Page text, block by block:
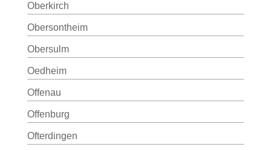
Oberkirch
Obersontheim
Obersulm
Oedheim
Offenau
Offenburg
Ofterdingen